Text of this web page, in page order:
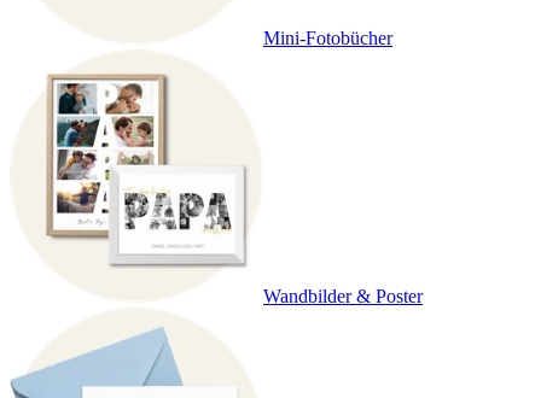
Mini-Fotobücher
Wandbilder & Poster